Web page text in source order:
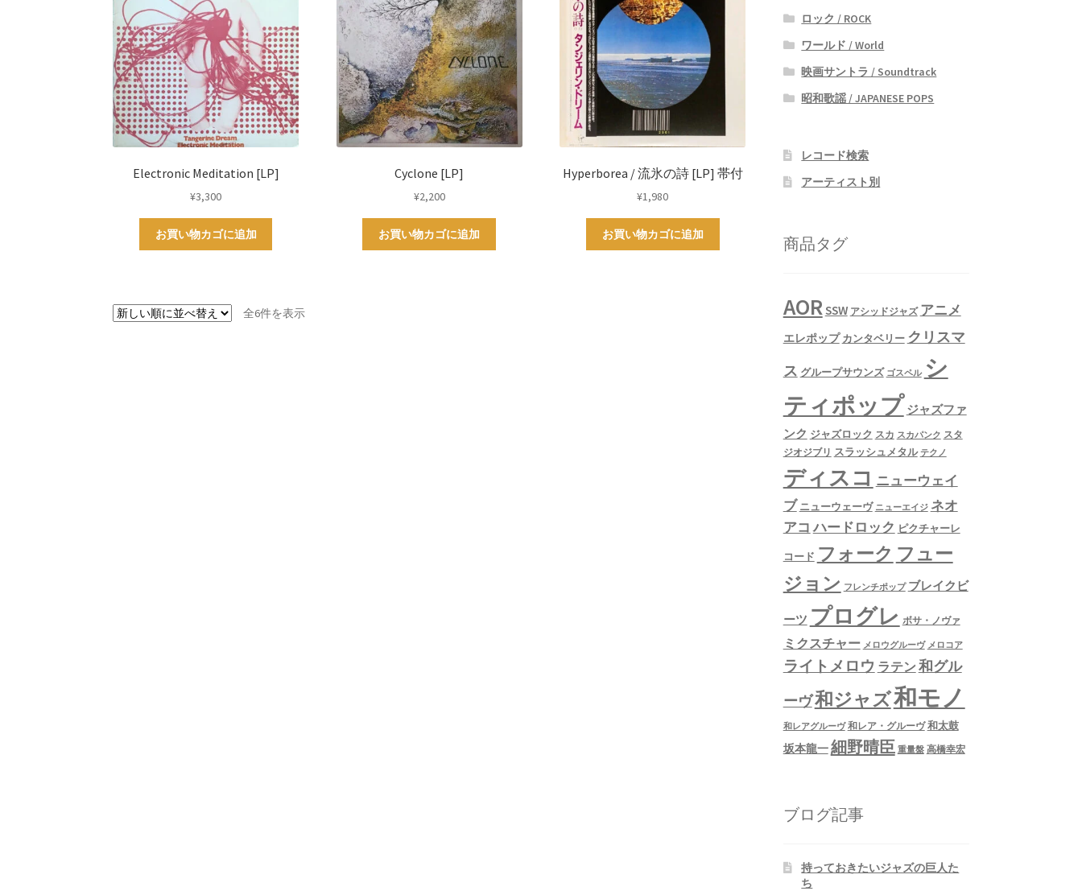
Electronic Meditation [LP]
¥3,300
お買い物カゴに追加
Cyclone [LP]
¥2,200
お買い物カゴに追加
Hyperborea / 流氷の詩 [LP] 帯付
¥1,980
お買い物カゴに追加
全6件を表示新
ロック / ROCK
ワールド / World
映画サントラ / Soundtrack
昭和歌謡 / JAPANESE POPS
レコード検索
アーティスト別
商品タグ
AORSSW アシッドジャズ アニメ
エレポップ カンタベリー クリスマ
ス グループサウンズ ゴスペル シ
ティポップ ジャズファ
ンク ジャズロック スカ スカパンク スタ
ジオジブリ スラッシュメタル テクノ
ディスコ ニューウェイ
ブ ニューウェーヴ ニューエイジ ネオ
アコ ハードロック ピクチャーレ
コード フォーク フュー
ジョン フレンチポップ ブレイクビ
ーツ プログレ ボサ・ノヴァ
ミクスチャー メロウグルーヴ メロコア
ライトメロウ ラテン 和グル
ーヴ和ジャズ和モノ
和レアグルーヴ 和レア・グルーヴ 和太鼓
坂本龍一細野晴臣 重量盤 高橋幸宏
ブログ記事
持っておきたいジャズの巨人た
ち